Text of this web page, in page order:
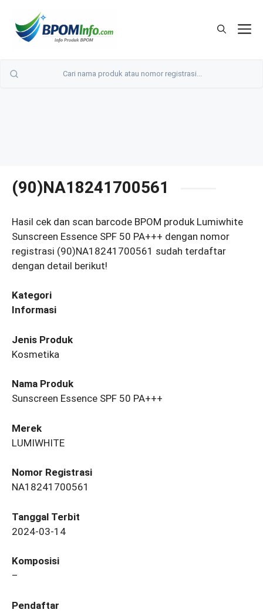
(90)NA18241700561
Hasil cek dan scan barcode BPOM produk Lumiwhite
Sunscreen Essence SPF 50 PA+++ dengan nomor
registrasi (90)NA18241700561 sudah terdaftar
dengan detail berikut!
Kategori
Informasi
Jenis Produk
Kosmetika
Nama Produk
Sunscreen Essence SPF 50 PA+++
Merek
LUMIWHITE
Nomor Registrasi
NA18241700561
Tanggal Terbit
2024-03-14
Komposisi
–
Pendaftar